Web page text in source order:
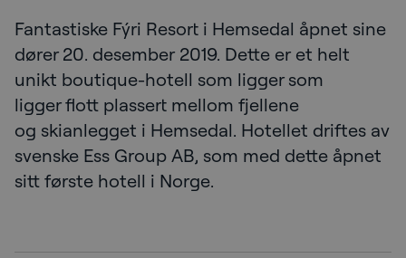
Fantastiske Fýri Resort i Hemsedal åpnet sine
dører 20. desember 2019. Dette er et helt
unikt boutique-hotell som ligger som
ligger flott plassert mellom fjellene
og skianlegget i Hemsedal. Hotellet driftes av
svenske Ess Group AB, som med dette åpnet
sitt første hotell i Norge.